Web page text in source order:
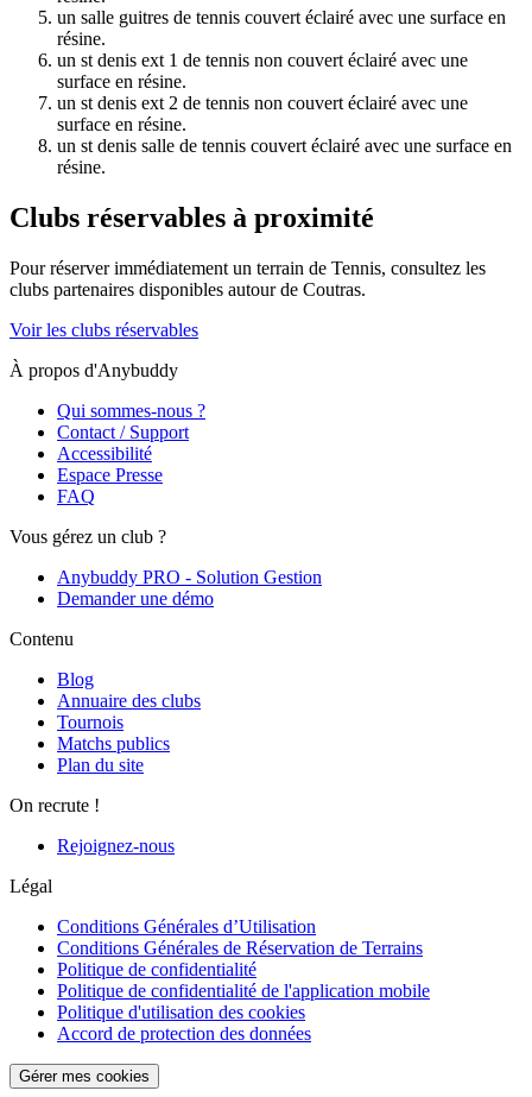
un salle guitres de tennis couvert éclairé avec une surface en
résine.
un st denis ext 1 de tennis non couvert éclairé avec une
surface en résine.
un st denis ext 2 de tennis non couvert éclairé avec une
surface en résine.
un st denis salle de tennis couvert éclairé avec une surface en
résine.
Clubs réservables à proximité
Pour réserver immédiatement un terrain de Tennis, consultez les
clubs partenaires disponibles autour de Coutras.
Voir les clubs réservables
À propos d'Anybuddy
Qui sommes-nous ?
Contact / Support
Accessibilité
Espace Presse
FAQ
Vous gérez un club ?
Anybuddy PRO - Solution Gestion
Demander une démo
Contenu
Blog
Annuaire des clubs
Tournois
Matchs publics
Plan du site
On recrute !
Rejoignez-nous
Légal
Conditions Générales d’Utilisation
Conditions Générales de Réservation de Terrains
Politique de confidentialité
Politique de confidentialité de l'application mobile
Politique d'utilisation des cookies
Accord de protection des données
Gérer mes cookies